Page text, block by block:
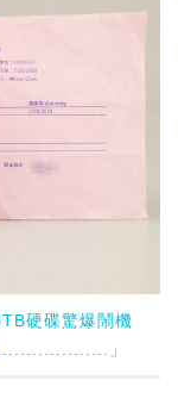
硬碟驚爆鬧機
」